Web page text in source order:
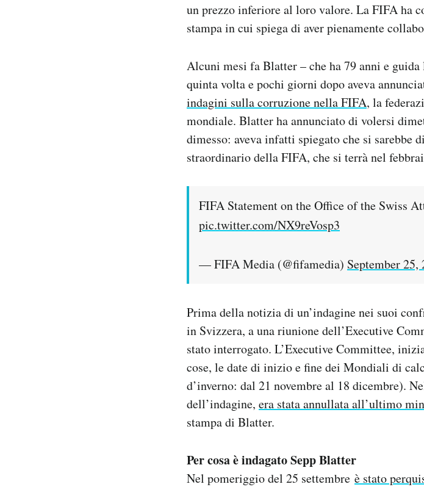
un prezzo inferiore al loro valore. La FIFA ha
stampa in cui spiega di aver pienamente
Alcuni mesi fa Blatter – che ha 79 anni e
quinta volta e pochi giorni dopo aveva
indagini sulla corruzione nella FIFA, la
mondiale. Blatter ha annunciato di volersi
dimesso: aveva infatti spiegato che si sarebbe
straordinario della FIFA, che si terrà nel
FIFA Statement on the Office of the Swiss
pic.twitter.com/NX9reVosp3
— FIFA Media (@fifamedia) September 25,
Prima della notizia di un’indagine nei suoi
in Svizzera, a una riunione dell’Executive
stato interrogato. L’Executive Committee,
cose, le date di inizio e fine dei Mondiali di
d’inverno: dal 21 novembre al 18 dicembre).
dell’indagine, era stata annullata all’ultimo
stampa di Blatter.
Per cosa è indagato Sepp Blatter
Nel pomeriggio del 25 settembre è stato